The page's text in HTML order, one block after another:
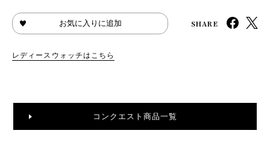
お気に入りに追加 SHARE
レディースウォッチはこちら
コンクエスト商品一覧